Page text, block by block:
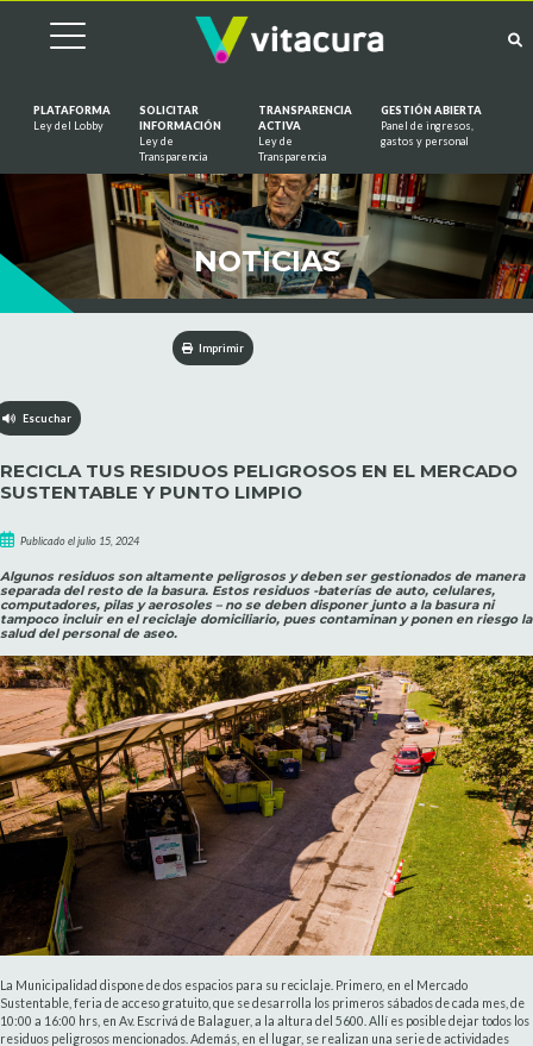
PLATAFORMA
Ley del Lobby
SOLICITAR
INFORMACIÓN
Ley de
Transparencia
TRANSPARENCIA
ACTIVA
Ley de
Transparencia
GESTIÓN ABIERTA
Panel de ingresos,
gastos y personal
NOTICIAS
Imprimir
Escuchar
RECICLA TUS RESIDUOS PELIGROSOS EN EL MERCADO
SUSTENTABLE Y PUNTO LIMPIO
Publicado el julio 15, 2024
Algunos residuos son altamente peligrosos y deben ser gestionados de manera
separada del resto de la basura. Estos residuos -baterías de auto, celulares,
computadores, pilas y aerosoles – no se deben disponer junto a la basura ni
tampoco incluir en el reciclaje domiciliario, pues contaminan y ponen en riesgo la
salud del personal de aseo.
La Municipalidad dispone de dos espacios para su reciclaje. Primero, en el Mercado
Sustentable, feria de acceso gratuito, que se desarrolla los primeros sábados de cada mes, de
10:00 a 16:00 hrs, en Av. Escrivá de Balaguer, a la altura del 5600. Allí es posible dejar todos los
residuos peligrosos mencionados. Además, en el lugar, se realizan una serie de actividades